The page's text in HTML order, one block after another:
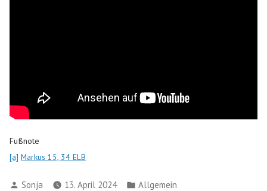
Fußnote
[a] Markus 15, 34 ELB
Verfasst
Sonja 13. April 2024
Veröffentlicht
Allgemein